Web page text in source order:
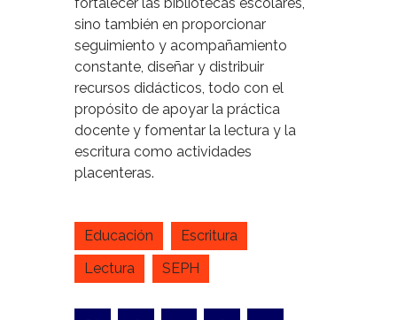
sino también en proporcionar
seguimiento y acompañamiento
constante, diseñar y distribuir
recursos didácticos, todo con el
propósito de apoyar la práctica
docente y fomentar la lectura y la
escritura como actividades
placenteras.
Educación
Escritura
Lectura
SEPH